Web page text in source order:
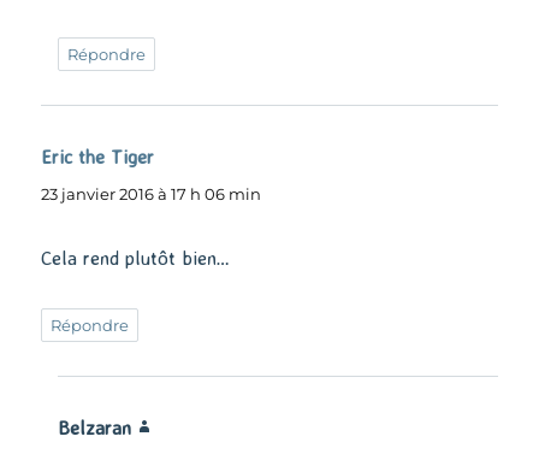
Répondre
Eric the Tiger
23 janvier 2016 à 17 h 06 min
Cela rend plutôt bien…
Répondre
Belzaran